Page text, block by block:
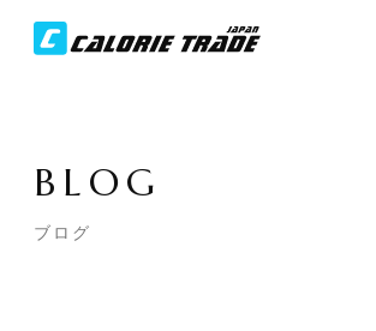
BLOG
ブログ